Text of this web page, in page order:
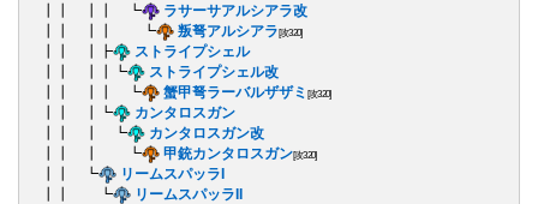
┃┃ ┃┃ ┗
ラサーサアルシアラ改
┃┃ ┃┃ ┗
叛弩アルシアラ[攻320]
┃┃ ┃┣
ストライプシェル
┃┃ ┃┃┗
ストライプシェル改
┃┃ ┃┃ ┗
蟹甲弩ラーバルザザミ [攻320]
┃┃ ┃┗
カンタロスガン
┃┃ ┃ ┗
カンタロスガン改
┃┃ ┃ ┗
甲銃カンタロスガン[攻320]
┃┃ ┗
リームスパッラI
┃┃ ┗
リームスパッラII